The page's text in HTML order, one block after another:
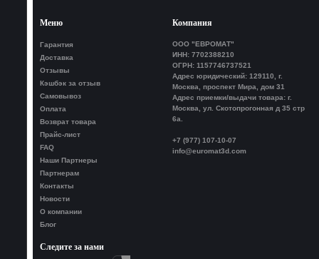
Меню
Гарантия
Доставка
Отзывы
Кэшбэк за отзыв
Самовывоз
Оплата
Возврат товара
Прайс-лист
FAQ
Наши Партнеры
Партнерам
Контакты
Новости
О компании
Блог
Компания
ООО "ЕВРОМАТ"
ИНН: 7702388210
ОГРН: 1157746737521
Адрес юридический: 129110, г.
Москва, проспект Мира, дом 31
Адрес приемки/выдачи товара: г.
Москва, ул. Скотопрогонная д 35 стр
6а.
+7 (977) 107-10-07
info@euromat3d.com
Следите за нами